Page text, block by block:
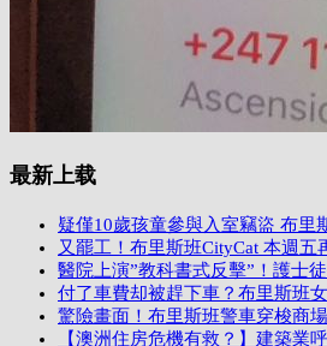
最新上载
疑僅10歲孩童參與入室竊盜 布里
又罷工！布里斯班CityCat 本週五
醫院上演”教科書式反擊”！護士
付了車費却被趕下車？布里斯班
驚險畫面！布里斯班警車穿梭商
【澳洲住房危機有救？】建築業